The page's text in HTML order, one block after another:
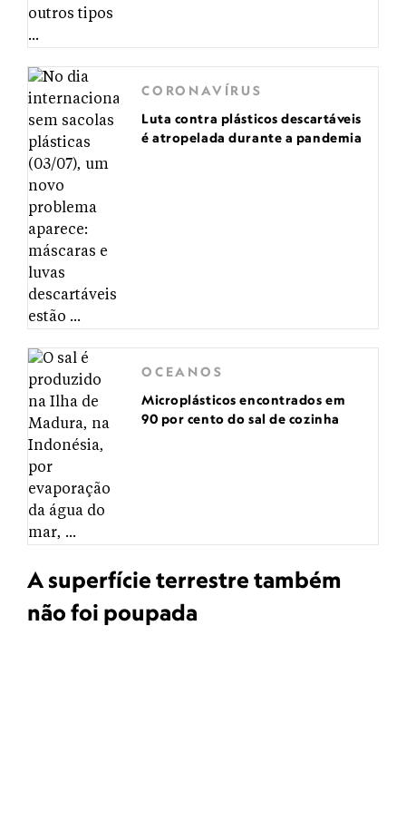
CORONAVÍRUS
Luta contra plásticos descartáveis
é atropelada durante a pandemia
OCEANOS
Microplásticos encontrados em
90 por cento do sal de cozinha
A superfície terrestre também
não foi poupada